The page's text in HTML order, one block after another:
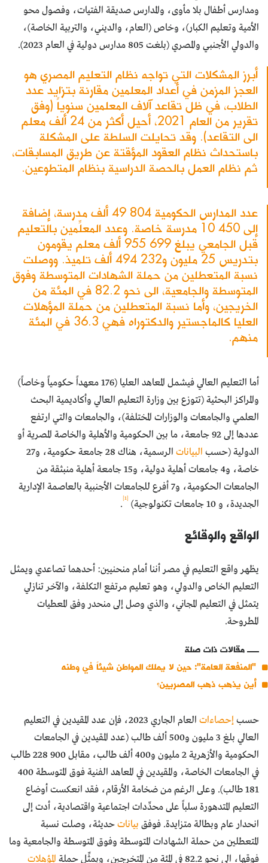
ومدارس أطفال بلا مأوى، والمدارس صديقة الفتيات، وفصول محو
الأمية وتعليم الكبار)، وخاص (العام، والديني، والتربية الخاصة)،
والدولي الأجنبي والمصري (بلغت 805 مدارس دولية في العام 2023).
أبرز المشكلات التي تواجه نظام التعليم المصري هو
العجز المزمن في أعداد المعلمين مقارنة بتزايد عدد
الطلاب، في ظل تقاعد آلاف المعلمين سنوياً (وفق
تقرير من العام 2021، أحيل أكثر من 24 ألف معلم
الى التقاعد). وقد تحايلت السلطة على المشكلة
باستحداث نظام العقود المؤقتة عن طريق المسابقات،
ثم نظام العمل بالحصة الدراسية بنظام المتطوعين.
عدد المدارس الحكومية 804 49 ألف مدرسة، إضافة
إلى 450 10 مدرسة خاصة. وعدد المعلِّمين بالتعليم
قبل الجامعي يبلغ 699 955 ألف معلم يقومون
بتدريس 25 مليون و232 494 ألف تلميذ. ووصلت
نسبة المتعطلين من حملة الشهادات المتوسطة وفوق
المتوسطة والجامعية، الى نحو 82.2 في المئة من
الخريجين، وأما نسبة المتعطلين من حملة المؤهلات
العليا كالماجستير والدكتوراه فهي 36.3 في المئة
منهم.
أما التعليم العالي فيشمل المعاهد العليا (176 معهداً حكومياً وخاصاً)
والمراكز البحثية (تتوزع بين وزارة التعليم العالي وأكاديمية البحث
العلمي والجامعات والوزارات المختلفة)، والجامعات والتي ارتفع
عددها إلى 92 جامعة، ما بين الحكومية والأهلية والخاصة المصرية أو
الدولية (حسب البيانات
الرسمية، هناك 28 جامعة حكومية، و27
خاصة، و4 جامعات أهلية دولية، و15 جامعة أهلية منبثقة من
الجامعات الحكومية، و7 أفرع للجامعات الأجنبية بالعاصمة الإدارية
الجديدة، و 10 جامعات تكنولوجية)
.
الواقع والوقائع
يظهر واقع التعليم في مصر أننا أمام منحنيين: أحدهما تصاعدي ويمثل
التعليم الخاص والدولي، وهو تعليم مرتفع التكلفة، والآخر تنازلي
يتمثل في التعليم المجاني، والذي وصل إلى منحدر وفق المعطيات
المطروحة.
مقالات ذات صلة
"المنفعة العامة": حين لا يملك المواطن شيئاً في وطنه
أين يذهب ذهب المصريين؟
حسبإحصاءات
العام الجاري 2023، فإن عدد المقيدين في التعليم
العالي بلغ 3 مليون و500 ألف طالب (عدد المقيدين في الجامعات
الحكومية والأزهرية 2 مليون و400 ألف طالب، مقابل 900 228 طالب
في الجامعات الخاصة، والمقيدين في المعاهد الفنية فوق المتوسطة 400
181 طالـب). وعلى الرغم من ضخامة الأرقام، فقد انعكست أوضاع
التعليم المتدهورة سلباً على محدِّدات اجتماعية واقتصادية، أدت إلى
انحدار عام وبطالة متزايدة. فوفق بياناتحديثة، وصلت نسبة
المتعطلين من حملة الشهادات المتوسطة وفوق المتوسطة والجامعية وما
فوقها، الى نحو 82.2 في المئة من المتخرجين، ويمثِّل حملة
المؤهلات